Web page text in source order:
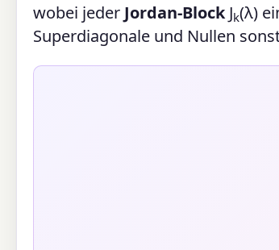
wobei jeder Jordan-BlockJk(λ)
Superdiagonale und Nullen